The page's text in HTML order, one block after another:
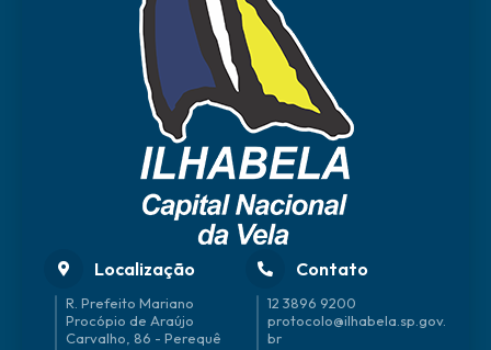
Localização
R. Prefeito Mariano
Procópio de Araújo
Carvalho, 86 - Perequê
Contato
12 3896 9200
protocolo@ilhabela.sp.gov.
br